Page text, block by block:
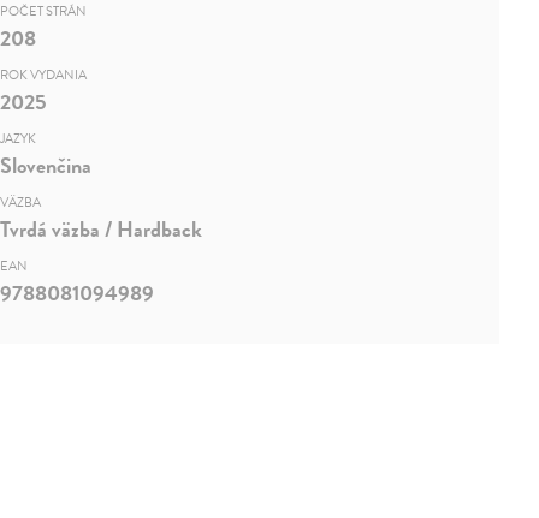
POČET STRÁN
208
ROK VYDANIA
2025
JAZYK
Slovenčina
VÄZBA
Tvrdá väzba / Hardback
EAN
9788081094989